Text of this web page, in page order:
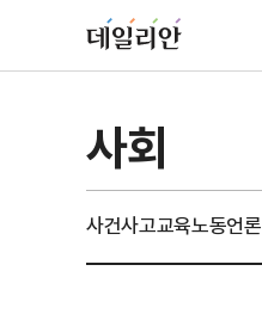
사회
사건사고교육노동언론